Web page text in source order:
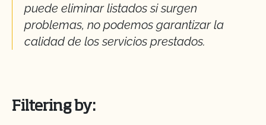
puede eliminar listados si surgen
problemas, no podemos garantizar la
calidad de los servicios prestados.
Filtering by: